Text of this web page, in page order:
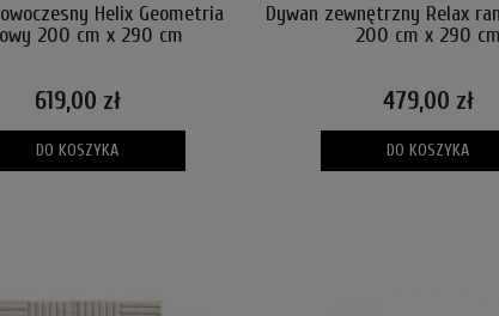
Helix Geometria
200 cm x 290 cm
619,00 zł
DO KOSZYKA
Dywan zewnętrzny Relax
200 cm x 290 cm
479,00 zł
DO KOSZYKA